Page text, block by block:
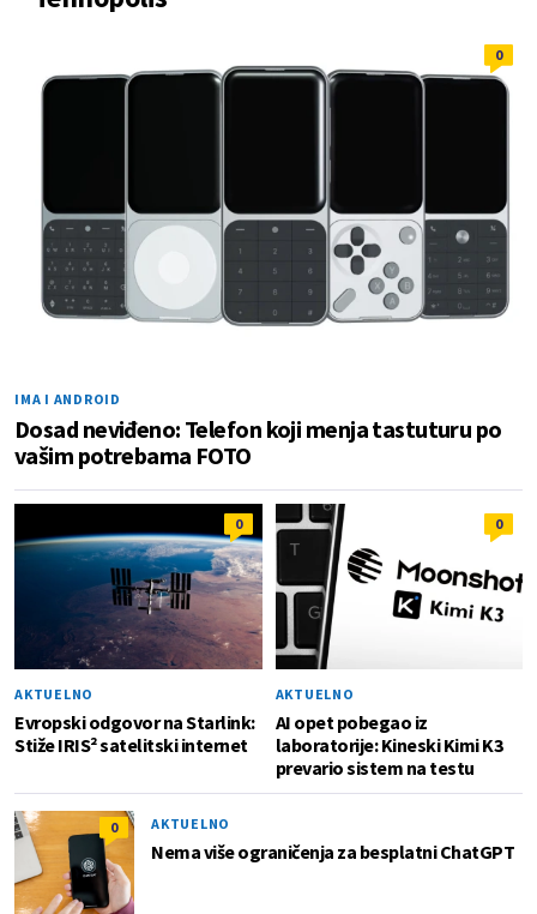
0
IMA I ANDROID
Dosad neviđeno: Telefon koji menja tastuturu po
vašim potrebama FOTO
0
AKTUELNO
Evropski odgovor na Starlink:
Stiže IRIS² satelitski internet
0
AKTUELNO
AI opet pobegao iz
laboratorije: Kineski Kimi K3
prevario sistem na testu
0 AKTUELNO
Nema više ograničenja za besplatni ChatGPT